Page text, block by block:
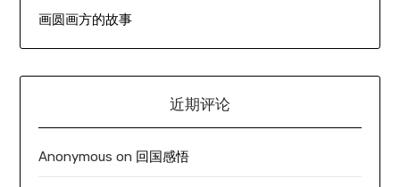
画圆画方的故事
近期评论
Anonymous on 回国感悟